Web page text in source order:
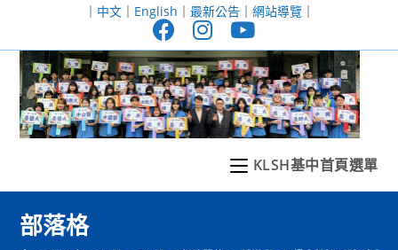
至
｜ 中文｜ English ｜ 最新公告｜ 網站導覽｜
KLSH基中首頁選單
部落格